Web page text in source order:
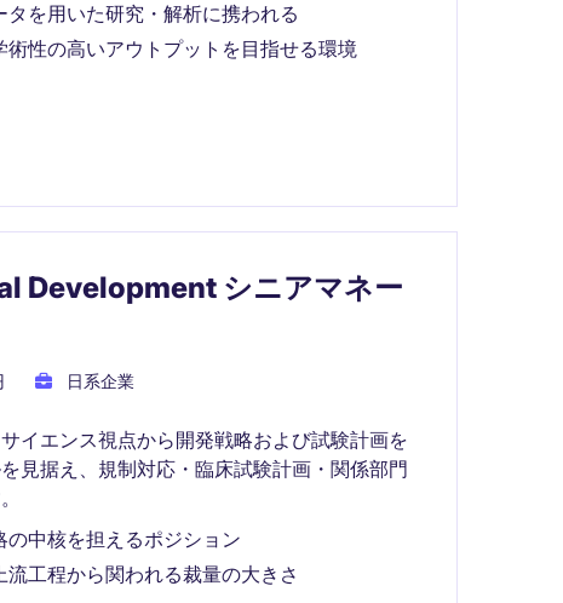
を用いた研究・解析に携われる
性の高いアウトプットを目指せる環境
Development シニアマネー
日系企業
イエンス視点から開発戦略および試験計画を
見据え、規制対応・臨床試験計画・関係部門
中核を担えるポジション
工程から関われる裁量の大きさ